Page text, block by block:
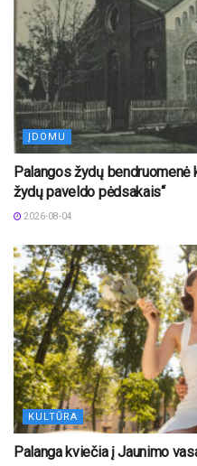
ĮDOMU
Palangos žydų bendruomenė
žydų paveldo pėdsakais“
2026-08-04
KULTŪRA
Palanga kviečia į Jaunimo